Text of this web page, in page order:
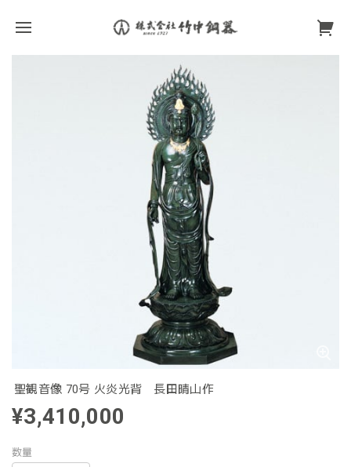
聖観音像 70号 火炎光背 長田晴山作
¥3,410,000
数量